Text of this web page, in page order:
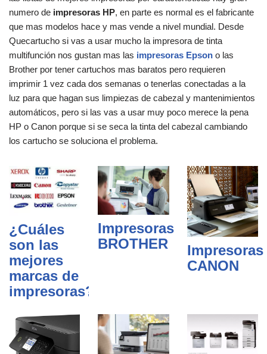
numero de impresoras HP, en parte es normal es el fabricante
que mas modelos hace y mas vende a nivel mundial. Desde
Quecartucho si vas a usar mucho la impresora de tinta
multifunción nos gustan mas las impresoras Epson o las
Brother por tener cartuchos mas baratos pero requieren
imprimir 1 vez cada dos semanas o tenerlas conectadas a la
luz para que hagan sus limpiezas de cabezal y mantenimientos
automáticos, pero si las vas a usar muy poco merece la pena
HP o Canon porque si se seca la tinta del cabezal cambiando
los cartucho se soluciona el problema.
¿Cuáles
son las
mejores
marcas de
impresoras?
Impresoras
BROTHER
Impresoras
CANON